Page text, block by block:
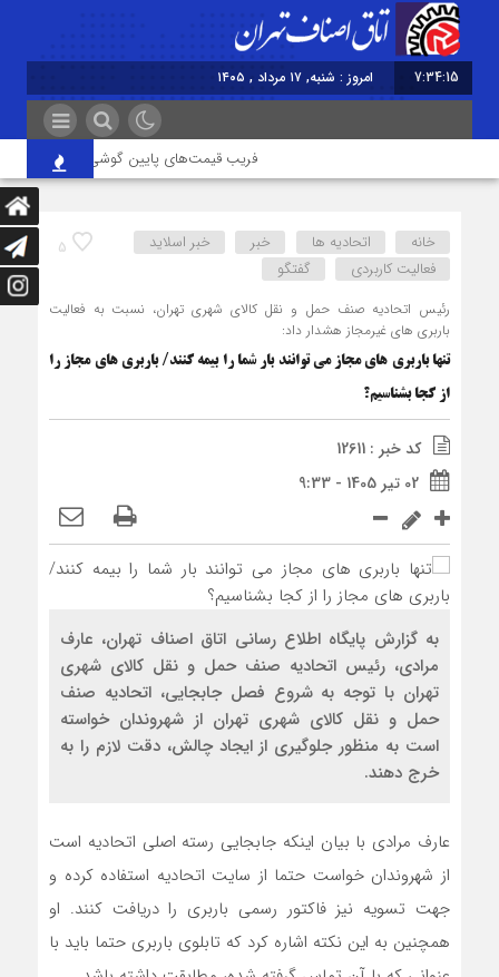
7:34:15 امروز : شنبه, ۱۷ مرداد , ۱۴۰۵
فریب قیمت‌های پایین گوشی را نخورید/
5 خانه اتحادیه ها خبر
خبر اسلايد
فعالیت کاربردی
گفتگو
رئیس اتحادیه صنف حمل و نقل کالای شهری تهران، نسبت به فعالیت
باربری های غیرمجاز هشدار داد:
تنها باربری های مجاز می توانند بار شما را بیمه کنند/ باربری های مجاز را
از کجا بشناسیم؟
کد خبر : 12611
02 تیر 1405 - 9:33
به گزارش پایگاه اطلاع رسانی اتاق اصناف تهران، عارف
مرادی، رئیس اتحادیه صنف حمل و نقل کالای شهری
تهران با توجه به شروع فصل جابجایی، اتحادیه صنف
حمل و نقل کالای شهری تهران از شهروندان خواسته
است به منظور جلوگیری از ایجاد چالش، دقت لازم را به
خرج دهند.
عارف مرادی با بیان اینکه جابجایی رسته اصلی اتحادیه است
از شهروندان خواست حتما از سایت اتحادیه استفاده کرده و
جهت تسویه نیز فاکتور رسمی باربری را دریافت کنند. او
همچنین به این نکته اشاره کرد که تابلوی باربری حتما باید با